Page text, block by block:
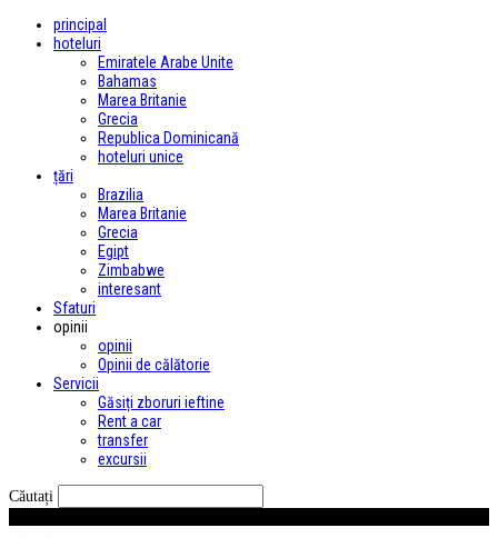
principal
hoteluri
Emiratele Arabe Unite
Bahamas
Marea Britanie
Grecia
Republica Dominicană
hoteluri unice
țări
Brazilia
Marea Britanie
Grecia
Egipt
Zimbabwe
interesant
Sfaturi
opinii
opinii
Opinii de călătorie
Servicii
Găsiți zboruri ieftine
Rent a car
transfer
excursii
Căutați